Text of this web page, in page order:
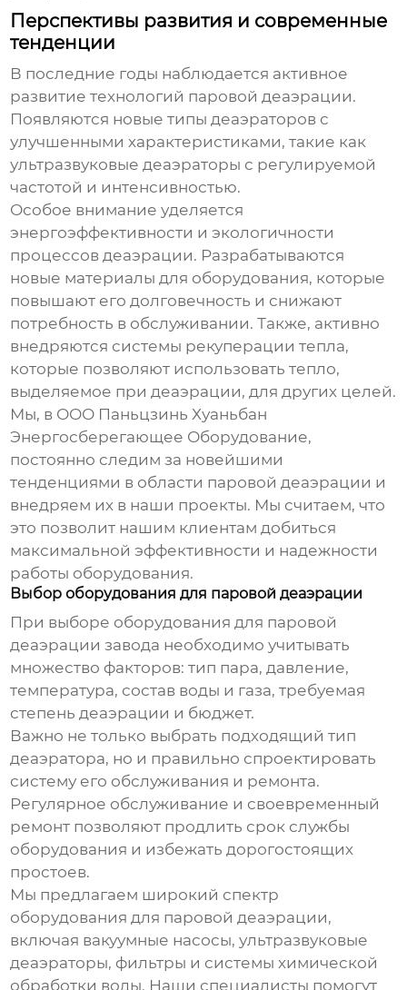
Перспективы развития и современные
тенденции
В последние годы наблюдается активное
развитие технологий паровой деаэрации.
Появляются новые типы деаэраторов с
улучшенными характеристиками, такие как
ультразвуковые деаэраторы с регулируемой
частотой и интенсивностью.
Особое внимание уделяется
энергоэффективности и экологичности
процессов деаэрации. Разрабатываются
новые материалы для оборудования, которые
повышают его долговечность и снижают
потребность в обслуживании. Также, активно
внедряются системы рекуперации тепла,
которые позволяют использовать тепло,
выделяемое при деаэрации, для других целей.
Мы, в ООО Паньцзинь Хуаньбан
Энергосберегающее Оборудование,
постоянно следим за новейшими
тенденциями в области паровой деаэрации и
внедряем их в наши проекты. Мы считаем, что
это позволит нашим клиентам добиться
максимальной эффективности и надежности
работы оборудования.
Выбор оборудования для паровой деаэрации
При выборе оборудования для паровой
деаэрации завода необходимо учитывать
множество факторов: тип пара, давление,
температура, состав воды и газа, требуемая
степень деаэрации и бюджет.
Важно не только выбрать подходящий тип
деаэратора, но и правильно спроектировать
систему его обслуживания и ремонта.
Регулярное обслуживание и своевременный
ремонт позволяют продлить срок службы
оборудования и избежать дорогостоящих
простоев.
Мы предлагаем широкий спектр
оборудования для паровой деаэрации,
включая вакуумные насосы, ультразвуковые
деаэраторы, фильтры и системы химической
обработки воды. Наши специалисты помогут